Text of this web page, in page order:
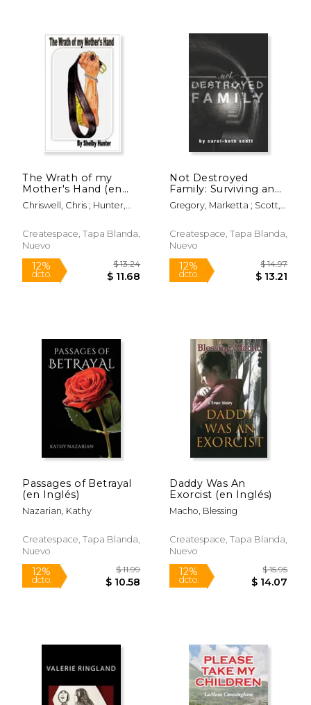
$ 29.13 $
12%
dcto. $ 8.81 dcto. $
The Wrath of my
Mother's Hand (en
Inglés)
Chriswell, Chris ; Hunter,
Createspace, Tapa Blanda,
Nuevo
Not Destroyed
Family: Surviving and
Thriving after Sexual
Abuse (en Inglés)
Gregory, Marketta ; Scott,
Createspace, Tapa Blanda,
Nuevo
Passages of Betrayal
(en Inglés)
Nazarian, Kathy
Createspace, Tapa Blanda,
Nuevo
Daddy Was An
Exorcist (en Inglés)
Macho, Blessing
Createspace, Tapa Blanda,
Nuevo